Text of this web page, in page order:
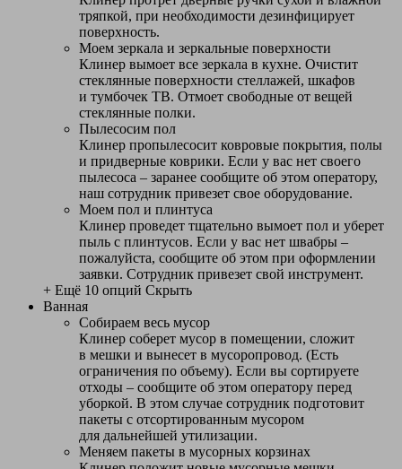
тряпкой, при необходимости дезинфицирует
поверхность.
Моем зеркала и зеркальные поверхности
Клинер вымоет все зеркала в кухне. Очистит
стеклянные поверхности стеллажей, шкафов
и тумбочек ТВ. Отмоет свободные от вещей
стеклянные полки.
Пылесосим пол
Клинер пропылесосит ковровые покрытия, полы
и придверные коврики. Если у вас нет своего
пылесоса – заранее сообщите об этом оператору,
наш сотрудник привезет свое оборудование.
Моем пол и плинтуса
Клинер проведет тщательно вымоет пол и уберет
пыль с плинтусов. Если у вас нет швабры –
пожалуйста, сообщите об этом при оформлении
заявки. Сотрудник привезет свой инструмент.
+ Ещё 10 опций Скрыть
Ванная
Собираем весь мусор
Клинер соберет мусор в помещении, сложит
в мешки и вынесет в мусоропровод. (Есть
ограничения по объему). Если вы сортируете
отходы – сообщите об этом оператору перед
уборкой. В этом случае сотрудник подготовит
пакеты с отсортированным мусором
для дальнейшей утилизации.
Меняем пакеты в мусорных корзинах